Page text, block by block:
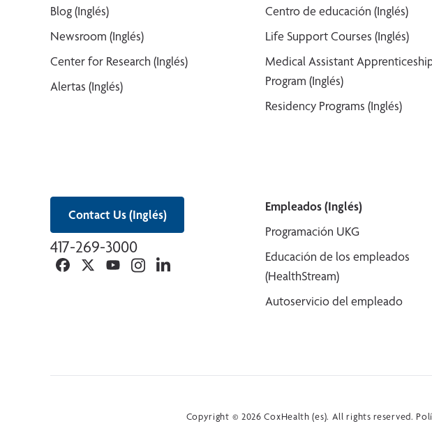
Contact Us (Inglés)
417-269-3000
Facebook
TwitterYouTubeInstagramLinkedin
Blog (Inglés)
Newsroom (Inglés)
Center for Research (Inglés)
Alertas (Inglés)
Centro de educación (Inglés)
Life Support Courses (Inglés)
Medical Assistant
Program (Inglés)
Residency Programs (Inglés)
Empleados (Inglés)
Programación UKG
Educación de los empleados
(HealthStream)
Autoservicio del empleado
Copyright © 2026 CoxHealth (es). All rights reserved.